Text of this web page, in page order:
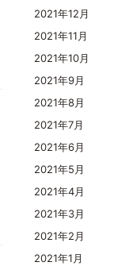
2021年12月
2021年11月
2021年10月
2021年9月
2021年8月
2021年7月
2021年6月
2021年5月
2021年4月
2021年3月
2021年2月
2021年1月